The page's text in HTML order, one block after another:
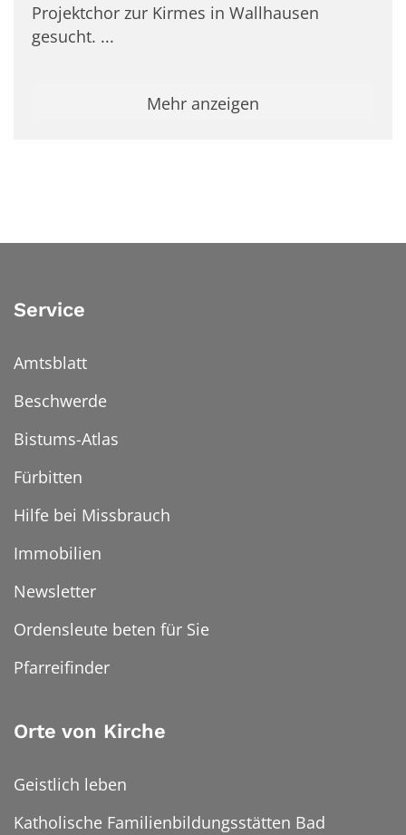
Projektchor zur Kirmes in Wallhausen
gesucht. ...
Mehr anzeigen
Service
Amtsblatt
Beschwerde
Bistums-Atlas
Fürbitten
Hilfe bei Missbrauch
Immobilien
Newsletter
Ordensleute beten für Sie
Pfarreifinder
Orte von Kirche
Geistlich leben
Katholische Familienbildungsstätten Bad